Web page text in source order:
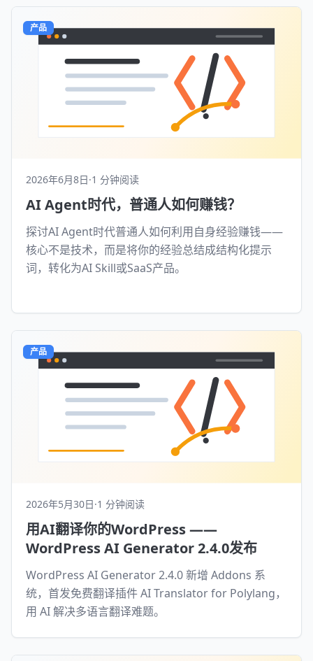
产品
2026年6月8日·1 分钟阅读
AI Agent时代，普通人如何赚钱？
探讨AI Agent时代普通人如何利用自身经验赚钱——
核心不是技术，而是将你的经验总结成结构化提示
词，转化为AI Skill或SaaS产品。
产品
2026年5月30日·1 分钟阅读
用AI翻译你的WordPress ——
WordPress AI Generator 2.4.0发布
WordPress AI Generator 2.4.0 新增 Addons 系
统，首发免费翻译插件 AI Translator for Polylang，
用 AI 解决多语言翻译难题。